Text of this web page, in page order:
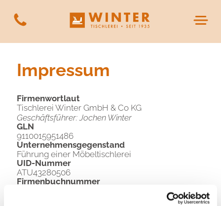
Impressum
Firmenwortlaut
Tischlerei Winter GmbH & Co KG
Geschäftsführer: Jochen Winter
GLN
9110015951486
Unternehmensgegenstand
Führung einer Möbeltischlerei
UID-Nummer
ATU43280506
Firmenbuchnummer
ADD A TITLE
Add a link
ADD A TITLE
Add a link
Add a link
Add a link